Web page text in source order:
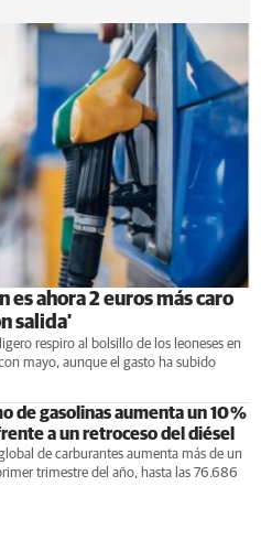
es ahora 2 euros más caro
salida’
respiro al bolsillo de los leoneses en
mayo, aunque el gasto ha subido
de gasolinas aumenta un 10 %
a un retroceso del diésel
de carburantes aumenta más de un
trimestre del año, hasta las 76.686